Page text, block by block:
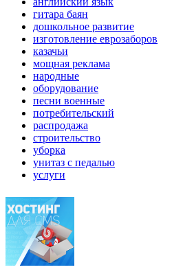
гитара баян
дошкольное развитие
изготовление еврозаборов
казачьи
мощная реклама
народные
оборудование
песни военные
потребительский
распродажа
строительство
уборка
унитаз с педалью
услуги